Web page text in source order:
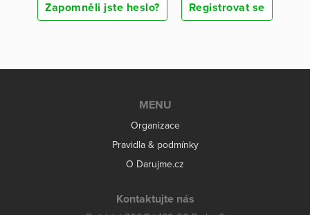
Zapomněli jste heslo? Registrovat se
MENU
Organizace
Pravidla & podmínky
O Darujme.cz
Kontaktujte nás